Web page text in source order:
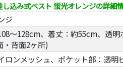
込み式ベスト 蛍光オレンジの詳細
ジ
～128cm、着丈：約55cm、透
背面2ヶ所)
ロンメッシュ、ポケット部：透明